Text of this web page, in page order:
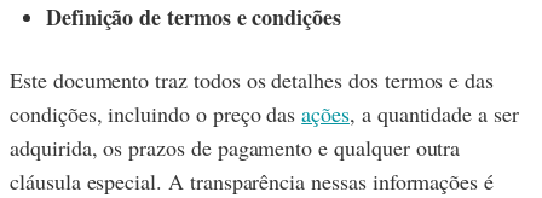
Definição de termos e condições
Este documento traz todos os detalhes dos termos e das
condições, incluindo o preço dasações, a quantidade a ser
adquirida, os prazos de pagamento e qualquer outra
cláusula especial. A transparência nessas informações é